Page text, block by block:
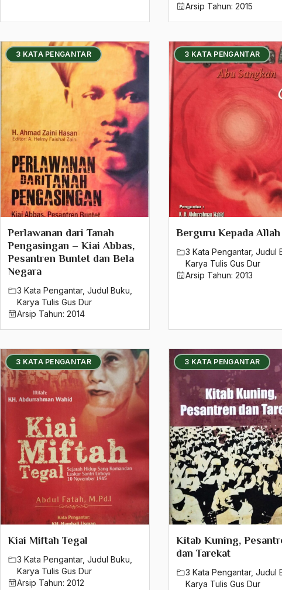
Arsip Tahun:2015
3 KATA PENGANTAR
Perlawanan dari Tanah
Pengasingan – Kiai Abbas,
Pesantren Buntet dan Bela
Negara
3 Kata Pengantar, Judul Buku
Karya Tulis Gus Dur
Arsip Tahun: 2014
3 KATA PENGANTAR
Berguru Kepada Allah
3 Kata Pengantar,Judul
Karya Tulis Gus Dur
Arsip Tahun:2013
3 KATA PENGANTAR
Kiai Miftah Tegal
3 Kata Pengantar, Judul Buku
Karya Tulis Gus Dur
Arsip Tahun: 2012
3 KATA PENGANTAR
Kitab Kuning,
dan Tarekat
3 Kata Pengantar,Judul
Karya Tulis Gus Dur